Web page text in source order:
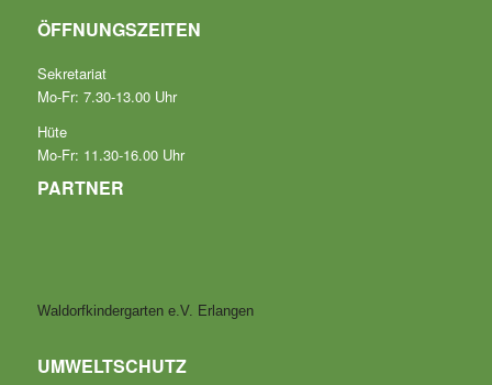
ÖFFNUNGSZEITEN
Sekretariat
Mo-Fr: 7.30-13.00 Uhr
Hüte
Mo-Fr: 11.30-16.00 Uhr
PARTNER
Waldorfkindergarten e.V. Erlangen
UMWELTSCHUTZ